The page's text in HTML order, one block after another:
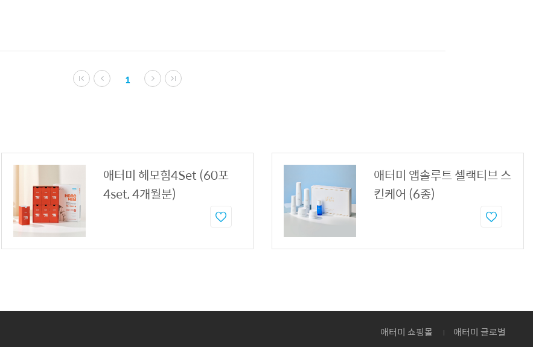
1
애터미 헤모힘4Set (60포
4set, 4개월분)
애터미 앱솔루트 셀랙티브 스
킨케어 (6종)
애터미 쇼핑몰 애터미 글로벌